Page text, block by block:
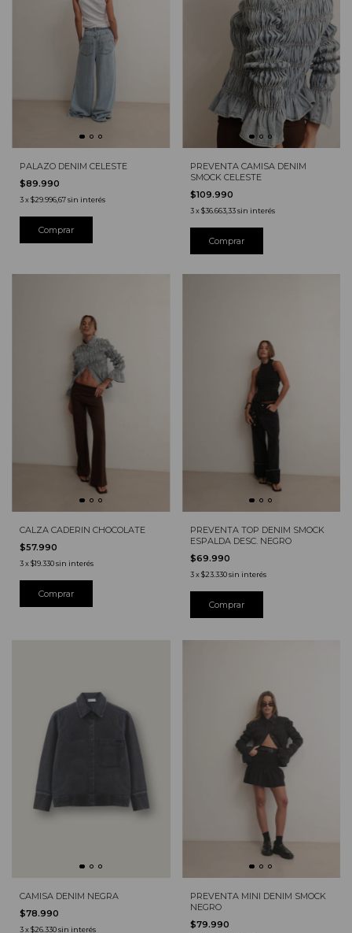
PALAZO DENIM CELESTE
$89.990
3x$29.996,67sin interés
Comprar
PREVENTA CAMISA DENIM
SMOCK CELESTE
$109.990
3 x$36.663,33 sin interés
Comprar
CALZA CADERIN CHOCOLATE
$57.990
3x$19.330sin interés
Comprar
PREVENTA TOP DENIM SMOCK
ESPALDA DESC. NEGRO
$69.990
3 x$23.330 sin interés
CAMISA DENIM NEGRA
$78.990
3x$26.330sin interés
PREVENTA MINI DENIM SMOCK
NEGRO
$79.990